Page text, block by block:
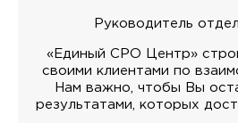
Руководитель
«Единый СРО Центр»
своими клиентами по
Нам важно, чтобы Вы
результатами, которых